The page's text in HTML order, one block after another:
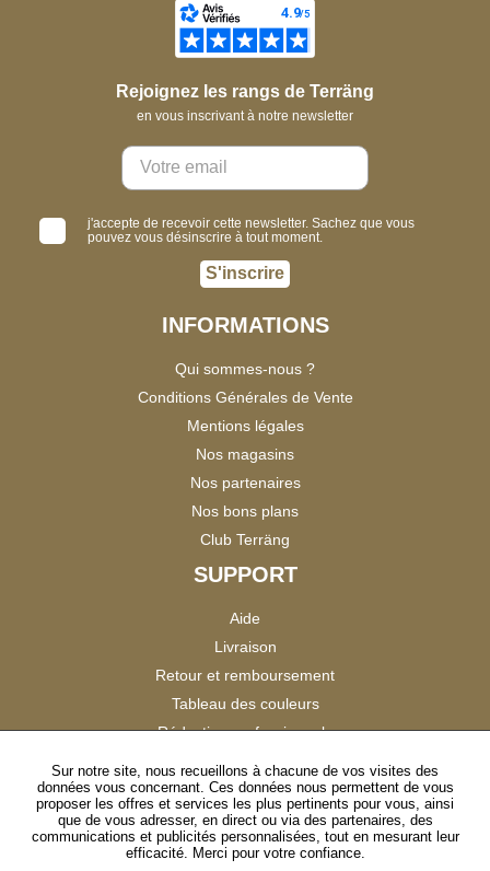
Rejoignez les rangs de Terräng
en vous inscrivant à notre newsletter
j'accepte de recevoir cette newsletter. Sachez que vous
pouvez vous désinscrire à tout moment.
S'inscrire
INFORMATIONS
Qui sommes-nous ?
Conditions Générales de Vente
Mentions légales
Nos magasins
Nos partenaires
Nos bons plans
Club Terräng
SUPPORT
Aide
Livraison
Retour et remboursement
Tableau des couleurs
Réduction professionnels
Satisfaction Clients
SUIVEZ-NOUS
Sur notre site, nous recueillons à chacune de vos visites des
données vous concernant. Ces données nous permettent de vous
proposer les offres et services les plus pertinents pour vous, ainsi
que de vous adresser, en direct ou via des partenaires, des
communications et publicités personnalisées, tout en mesurant leur
efficacité. Merci pour votre confiance.